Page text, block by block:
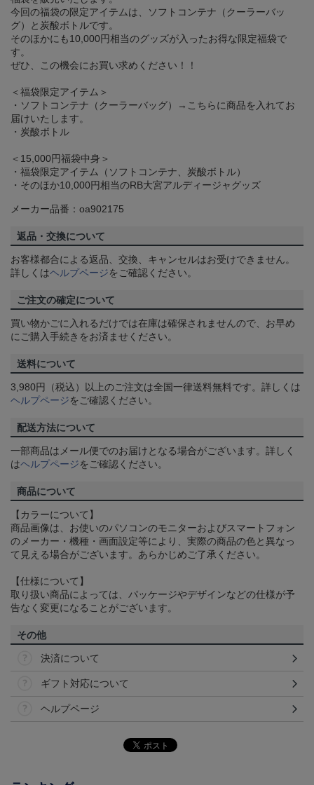
今回の福袋の限定アイテムは、ソフトコンテナ（クーラーバッ
グ）と炭酸ボトルです。
そのほかにも10,000円相当のグッズが入ったお得な限定福袋で
す。
ぜひ、この機会にお買い求めください！！
＜福袋限定アイテム＞
・ソフトコンテナ（クーラーバッグ）→こちらに商品を入れてお
届けいたします。
・炭酸ボトル
＜15,000円福袋中身＞
・福袋限定アイテム（ソフトコンテナ、炭酸ボトル）
・そのほか10,000円相当のRB大宮アルディージャグッズ
メーカー品番：oa902175
返品・交換について
お客様都合による返品、交換、キャンセルはお受けできません。
詳しくはヘルプページをご確認ください。
ご注文の確定について
買い物かごに入れるだけでは在庫は確保されませんので、お早め
にご購入手続きをお済ませください。
送料について
3,980円（税込）以上のご注文は全国一律送料無料です。詳しくは
ヘルプページをご確認ください。
配送方法について
一部商品はメール便でのお届けとなる場合がございます。詳しく
はヘルプページをご確認ください。
商品について
【カラーについて】
商品画像は、お使いのパソコンのモニターおよびスマートフォン
のメーカー・機種・画面設定等により、実際の商品の色と異なっ
て見える場合がございます。あらかじめご了承ください。
【仕様について】
取り扱い商品によっては、パッケージやデザインなどの仕様が予
告なく変更になることがございます。
その他
決済について
ギフト対応について
ヘルプページ